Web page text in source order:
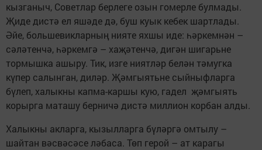
кызганыч, Советлар берлеге озын гомерле булмады.
Җиде дистә ел яшәде дә, буш куык кебек шартлады.
Әйе, большевикларның нияте яхшы иде: һәркемнән –
сәләтенчә, һәркемгә – хаҗәтенчә, дигән шигарьне
тормышка ашыру. Тик, изге ниятләр белән тәмугка
күпер салынган, диләр. Җәмгыятьне сыйныфларга
бүлеп, халыкны капма-каршы кую, гадел җәмгыять
корырга маташу берничә дистә миллион корбан алды.
Халыкны акларга, кызылларга бүләргә омтылу –
шайтан вәсвәсәсе ләбаса. Төп герой – ат карагы